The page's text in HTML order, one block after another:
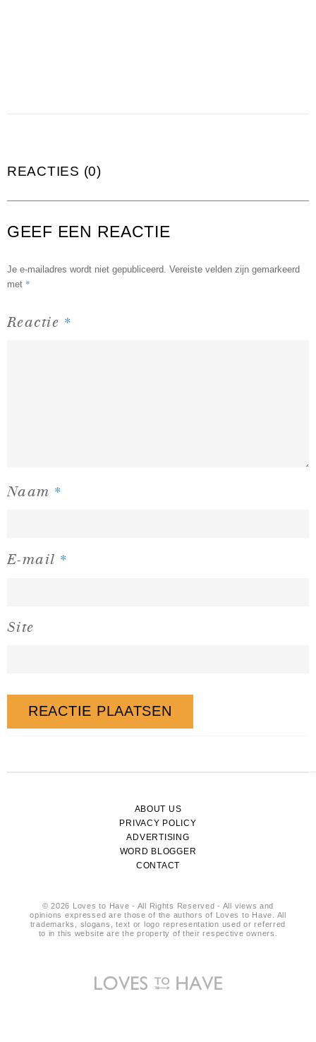
REACTIES (0)
GEEF EEN REACTIE
Je e-mailadres wordt niet gepubliceerd. Vereiste velden zijn gemarkeerd
met *
Reactie *
Naam *
E-mail *
Site
ABOUT US
PRIVACY POLICY
ADVERTISING
WORD BLOGGER
CONTACT
© 2026 Loves to Have - All Rights Reserved - All views and
opinions expressed are those of the authors of Loves to Have. All
trademarks, slogans, text or logo representation used or referred
to in this website are the property of their respective owners.